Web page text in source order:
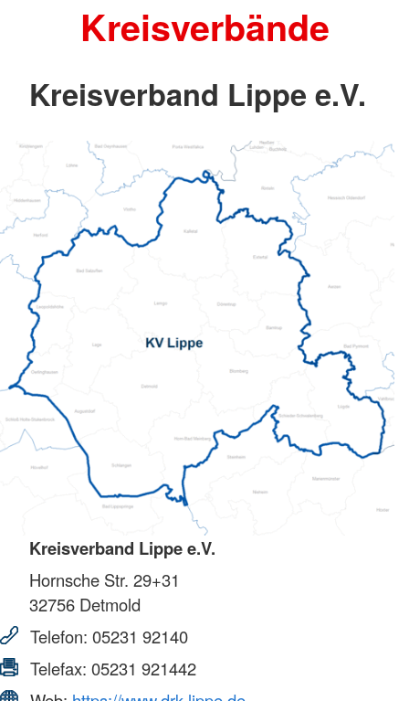
Kreisverbände
Kreisverband Lippe e.V.
Kreisverband Lippe e.V.
Hornsche Str. 29+31
32756 Detmold
Telefon: 05231 92140
Telefax: 05231 921442